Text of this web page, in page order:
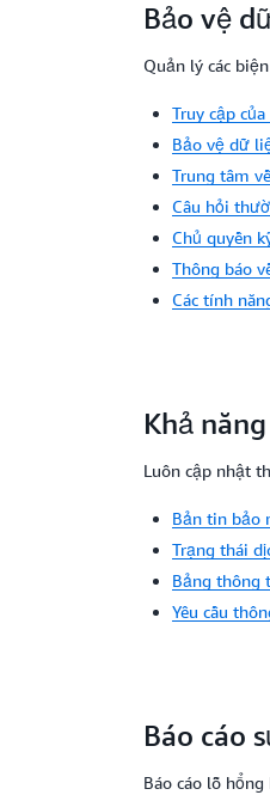
Bảo vệ
Quản lý các
Truy cập
Bảo vệ dữ
Trung tâm
Câu hỏi
Chủ quyền
Thông báo
Các tính
Khả
Luôn cập nhật
Bản tin bảo
Trạng thái
Bảng thông
Yêu cầu
Báo cáo
Báo cáo lỗ